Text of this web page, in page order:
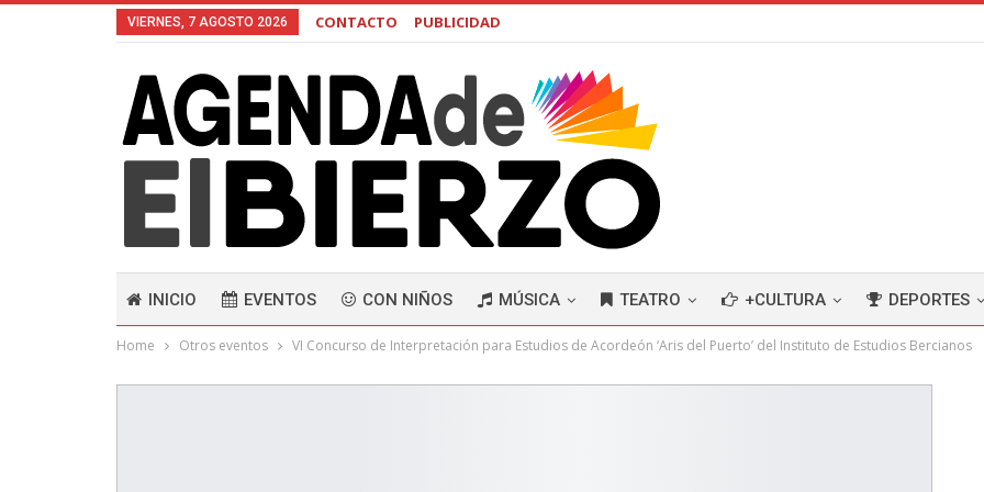
VIERNES, 7 AGOSTO 2026 CONTACTO PUBLICIDAD
INICIO EVENTOS CON NIÑOS MÚSICA TEATRO +CULTURA DEPORTES
Home Otros eventos VI Concurso de Interpretación para Estudios de Acordeón ‘Aris del Puerto’ del Instituto de Estudios Bercianos